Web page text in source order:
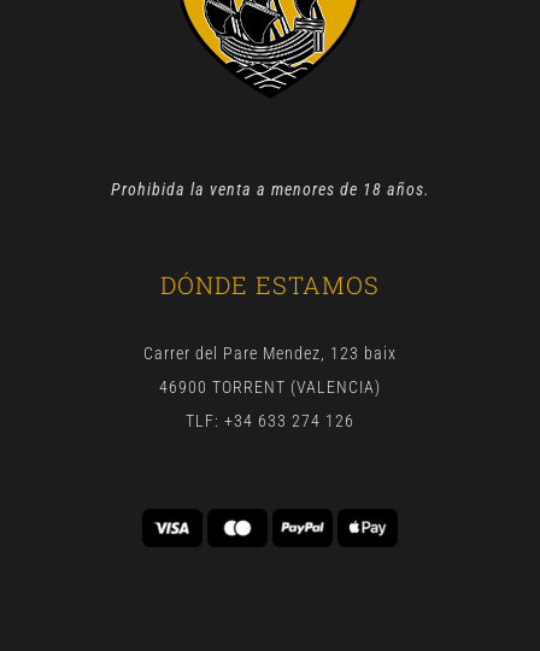
Prohibida la venta a menores de 18 años.
DÓNDE ESTAMOS
Carrer del Pare Mendez, 123 baix
46900 TORRENT (VALENCIA)
TLF: +34 633 274 126